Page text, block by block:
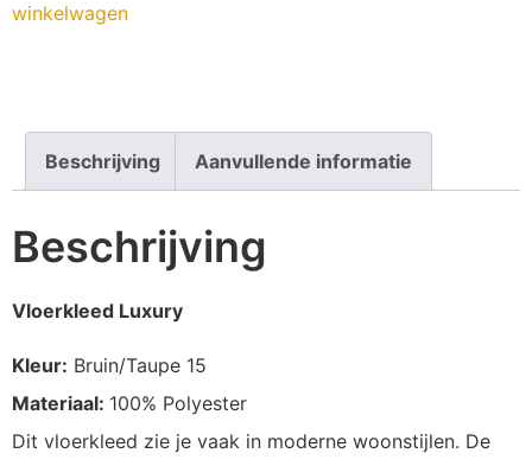
winkelwagen
Beschrijving Aanvullende informatie
Beschrijving
Vloerkleed Luxury
Kleur: Bruin/Taupe 15
Materiaal: 100% Polyester
Dit vloerkleed zie je vaak in moderne woonstijlen. De